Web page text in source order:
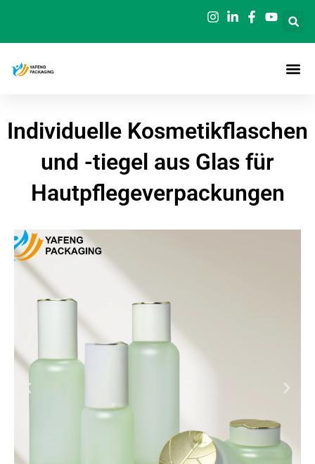
springen
Individuelle Kosmetikflaschen
und -tiegel aus Glas für
Hautpflegeverpackungen